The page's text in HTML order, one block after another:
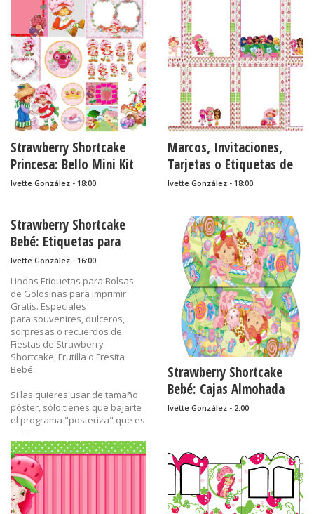
Strawberry Shortcake
Princesa: Bello Mini Kit
para Imprimir Gratis.
Ivette González - 18:00
Marcos, Invitaciones,
Tarjetas o Etiquetas de
Strawberry Shortcake,
Imprimir Gratis.
Ivette González - 18:00
Strawberry Shortcake
Bebé: Etiquetas para
Bolsas de Golosinas para
Imprimir Gratis.
Ivette González - 16:00
Lindas Etiquetas para Bolsas
de Golosinas para Imprimir
Gratis. Especiales
para souvenires, dulceros,
sorpresas o recuerdos de
Fiestas de Strawberry
Shortcake, Frutilla o Fresita
Bebé.
Si las quieres usar de tamaño
póster, sólo tienes que bajarte
el programa "posteriza" que es
gratis.
Recuerda hacer click en la
imagen antes de
guardarla para que se guarde
con su mejor calidad.
Strawberry Shortcake
Bebé: Cajas Almohada
para Imprimir Gratis.
Ivette González - 2:00